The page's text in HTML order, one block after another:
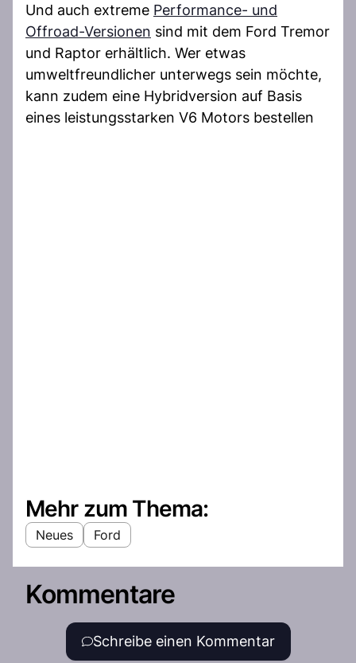
Und auch extreme Performance- und
Offroad-Versionen sind mit dem Ford Tremor
und Raptor erhältlich. Wer etwas
umweltfreundlicher unterwegs sein möchte,
kann zudem eine Hybridversion auf Basis
eines leistungsstarken V6 Motors bestellen
Mehr zum Thema:
Neues Ford
Kommentare
Schreibe einen Kommentar